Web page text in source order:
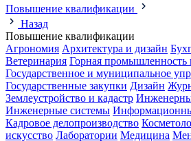
Повышение квалификации
Назад
Повышение квалификации
Агрономия Архитектура и дизайн
Ветеринария Горная промышленность
Государственное и муниципальное
Государственные закупки Дизайн
Землеустройство и кадастр
Инженерные системы
Кадровое делопроизводство
искусство Лаборатории Медицина